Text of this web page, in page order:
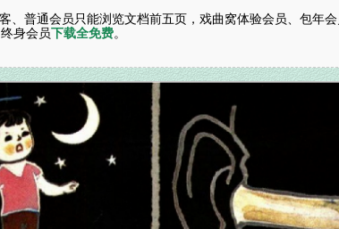
、普通会员只能浏览文档前五页，戏曲窝体验会员、包年
身会员下载全免费。